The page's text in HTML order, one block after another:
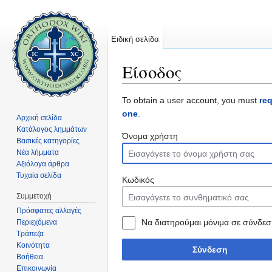
Είσοδος
To obtain a user account, you must
one.
Όνομα χρήστη
Κωδικός
Να διατηρούμαι μόνιμα σε
Σύνδεση
Ειδική σελίδα
Αρχική σελίδα
Κατάλογος λημμάτων
Βασικές κατηγορίες
Νέα λήμματα
Αξιόλογα άρθρα
Τυχαία σελίδα
Συμμετοχή
Πρόσφατες αλλαγές
Περιεχόμενα
Τράπεζα
Κοινότητα
Βοήθεια
Επικοινωνία